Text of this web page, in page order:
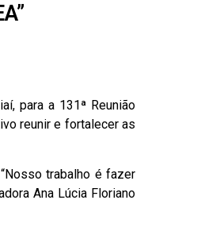
para a 131ª Reunião
reunir e fortalecer as
trabalho é fazer
Ana Lúcia Floriano